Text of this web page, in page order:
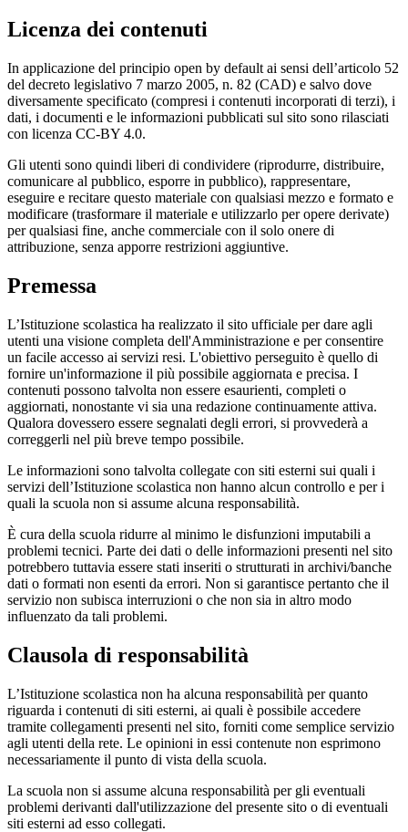
Licenza dei contenuti
In applicazione del principio open by default ai sensi dell’articolo 52
del decreto legislativo 7 marzo 2005, n. 82 (CAD) e salvo dove
diversamente specificato (compresi i contenuti incorporati di terzi), i
dati, i documenti e le informazioni pubblicati sul sito sono rilasciati
con licenza CC-BY 4.0.
Gli utenti sono quindi liberi di condividere (riprodurre, distribuire,
comunicare al pubblico, esporre in pubblico), rappresentare,
eseguire e recitare questo materiale con qualsiasi mezzo e formato e
modificare (trasformare il materiale e utilizzarlo per opere derivate)
per qualsiasi fine, anche commerciale con il solo onere di
attribuzione, senza apporre restrizioni aggiuntive.
Premessa
L’Istituzione scolastica ha realizzato il sito ufficiale per dare agli
utenti una visione completa dell'Amministrazione e per consentire
un facile accesso ai servizi resi. L'obiettivo perseguito è quello di
fornire un'informazione il più possibile aggiornata e precisa. I
contenuti possono talvolta non essere esaurienti, completi o
aggiornati, nonostante vi sia una redazione continuamente attiva.
Qualora dovessero essere segnalati degli errori, si provvederà a
correggerli nel più breve tempo possibile.
Le informazioni sono talvolta collegate con siti esterni sui quali i
servizi dell’Istituzione scolastica non hanno alcun controllo e per i
quali la scuola non si assume alcuna responsabilità.
È cura della scuola ridurre al minimo le disfunzioni imputabili a
problemi tecnici. Parte dei dati o delle informazioni presenti nel sito
potrebbero tuttavia essere stati inseriti o strutturati in archivi/banche
dati o formati non esenti da errori. Non si garantisce pertanto che il
servizio non subisca interruzioni o che non sia in altro modo
influenzato da tali problemi.
Clausola di responsabilità
L’Istituzione scolastica non ha alcuna responsabilità per quanto
riguarda i contenuti di siti esterni, ai quali è possibile accedere
tramite collegamenti presenti nel sito, forniti come semplice servizio
agli utenti della rete. Le opinioni in essi contenute non esprimono
necessariamente il punto di vista della scuola.
La scuola non si assume alcuna responsabilità per gli eventuali
problemi derivanti dall'utilizzazione del presente sito o di eventuali
siti esterni ad esso collegati.